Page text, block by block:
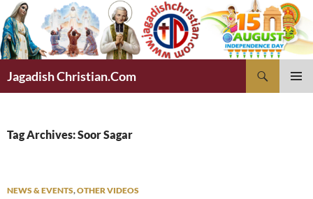
Skip
to
content
Jagadish Christian.Com
Tag Archives: Soor Sagar
NEWS & EVENTS,OTHER VIDEOS